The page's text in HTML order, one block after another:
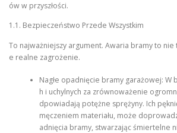
ów w przyszłości.
1.1. Bezpieczeństwo Przede Wszystkim
To najważniejszy argument. Awaria bramy to
e realne zagrożenie.
Nagłe opadnięcie bramy garażowej: W
h i uchylnych za zrównoważenie
dpowiadają potężne sprężyny. Ich
męczeniem materiału, może
adnięcia bramy, stwarzając śmiertelne